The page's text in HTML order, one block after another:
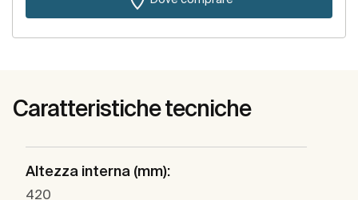
Caratteristiche tecniche
Altezza interna (mm):
420